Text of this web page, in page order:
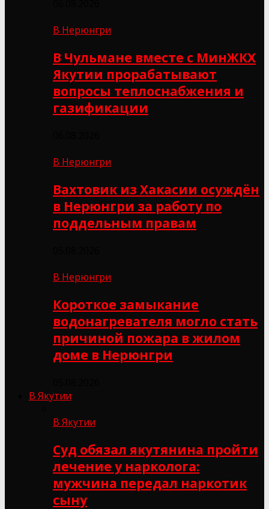
В Нерюнгри
В Чульмане вместе с МинЖКХ
Якутии прорабатывают
вопросы теплоснабжения и
газификации
В Нерюнгри
Вахтовик из Хакасии осуждён
в Нерюнгри за работу по
поддельным правам
В Нерюнгри
Короткое замыкание
водонагревателя могло стать
причиной пожара в жилом
доме в Нерюнгри
В Якутии
В Якутии
Суд обязал якутянина пройти
лечение у нарколога:
мужчина передал наркотик
сыну